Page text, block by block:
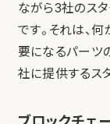
ながら3社のス
です。それは、
要になるパーツ
社に提供するス